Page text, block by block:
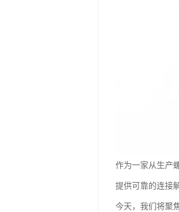
作为一家从生产
提供可靠的连接
今天，我们将聚